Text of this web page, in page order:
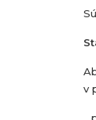
v